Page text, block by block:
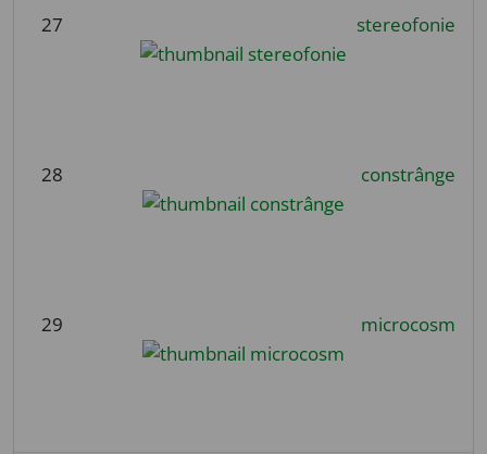
27 stereofonie
28 constrânge
29 microcosm